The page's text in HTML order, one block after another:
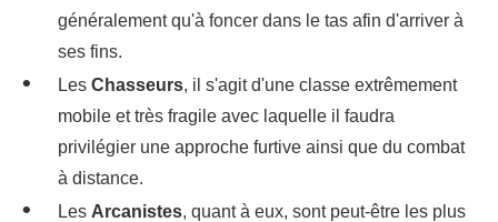
généralement qu'à foncer dans le tas afin d'arriver à
ses fins.
Les Chasseurs, il s'agit d'une classe extrêmement
mobile et très fragile avec laquelle il faudra
privilégier une approche furtive ainsi que du combat
à distance.
Les Arcanistes, quant à eux, sont peut-être les plus